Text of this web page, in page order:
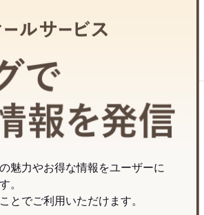
飲食店プロフィール
食
魅力やお得な情報をユーザーに
。
とでご利用いただけます。